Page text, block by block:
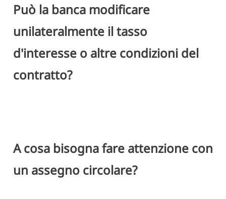
Può la banca modificare
unilateralmente il tasso
d'interesse o altre condizioni del
contratto?
A cosa bisogna fare attenzione con
un assegno circolare?